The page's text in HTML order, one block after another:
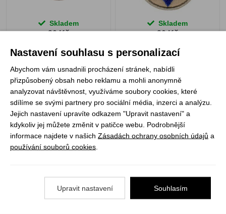
Skladem
20 Kč
Skladem
20 Kč
Šestka světlušek černá Šestka světlušek hnědá
Nastavení souhlasu s personalizací
Abychom vám usnadnili procházení stránek, nabídli
přizpůsobený obsah nebo reklamu a mohli anonymně
analyzovat návštěvnost, využíváme soubory cookies, které
sdílíme se svými partnery pro sociální média, inzerci a analýzu.
Jejich nastavení upravíte odkazem "Upravit nastavení" a
kdykoliv jej můžete změnit v patičce webu. Podrobnější
informace najdete v našich Zásadách ochrany osobních údajů a
používání souborů cookies
Upravit nastavení Souhlasím